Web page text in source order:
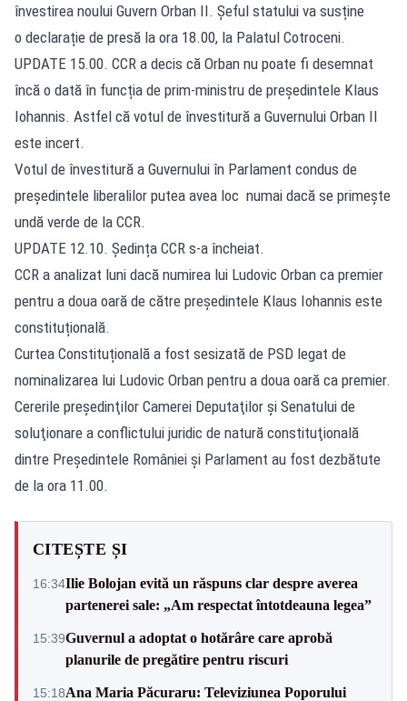
învestirea noului Guvern Orban II. Șeful statului va susține
o declarație de presă la ora 18.00, la Palatul Cotroceni.
UPDATE 15.00. CCR a decis că Orban nu poate fi desemnat
încă o dată în funcția de prim-ministru de președintele Klaus
Iohannis. Astfel că votul de învestitură a Guvernului Orban II
este incert.
Votul de învestitură a Guvernului în Parlament condus de
președintele liberalilor putea avea loc numai dacă se primește
undă verde de la CCR.
UPDATE 12.10. Ședința CCR s-a încheiat.
CCR a analizat luni dacă numirea lui Ludovic Orban ca premier
pentru a doua oară de către președintele Klaus Iohannis este
constituțională.
Curtea Constituțională a fost sesizată de PSD legat de
nominalizarea lui Ludovic Orban pentru a doua oară ca premier.
Cererile preşedinţilor Camerei Deputaţilor şi Senatului de
soluţionare a conflictului juridic de natură constituţională
dintre Preşedintele României şi Parlament au fost dezbătute
de la ora 11.00.
CITEȘTE ȘI
16:34Ilie Bolojan evită un răspuns clar despre averea
partenerei sale: „Am respectat întotdeauna legea”
15:39Guvernul a adoptat o hotărâre care aprobă
planurile de pregătire pentru riscuri
15:18Ana Maria Păcuraru: Televiziunea Poporului